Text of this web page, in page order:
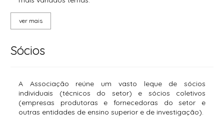
ver mais
Sócios
A Associação reúne um vasto leque de sócios
individuais (técnicos do setor) e sócios coletivos
(empresas produtoras e fornecedoras do setor e
outras entidades de ensino superior e de investigação).